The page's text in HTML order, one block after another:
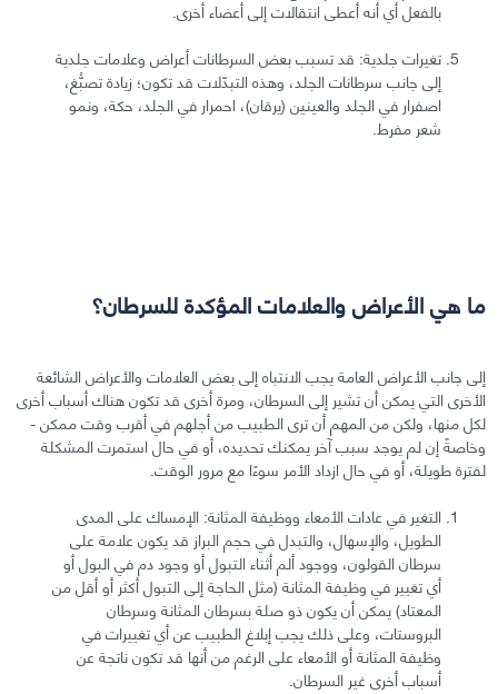
بالفعل أي أنه أعطى انتقالات إلى أعضاء أخرى.
تغيرات جلدية: قد تسبب بعض السرطانات أعراض وعلامات جلدية
إلى جانب سرطانات الجلد، وهذه التبدّلات قد تكون؛ زيادة تصبُّغ،
اصفرار في الجلد والعينين (يرقان)، احمرار في الجلد، حكة، ونمو
شعر مفرط.
ما هي الأعراض والعلامات المؤكدة للسرطان؟
إلى جانب الأعراض العامة يجب الانتباه إلى بعض العلامات والأعراض الشائعة
الأخرى التي يمكن أن تشير إلى السرطان، ومرة أخرى قد تكون هناك أسباب أخرى
لكل منها، ولكن من المهم أن ترى الطبيب من أجلهم في أقرب وقت ممكن -
وخاصةً إن لم يوجد سبب آخر يمكنك تحديده، أو في حال استمرت المشكلة
لفترة طويلة، أو في حال ازداد الأمر سوءًا مع مرور الوقت.
التغير في عادات الأمعاء ووظيفة المثانة: الإمساك على المدى
الطويل، والإسهال، والتبدل في حجم البراز قد يكون علامة على
سرطان القولون، ووجود ألم أثناء التبول أو وجود دم في البول أو
أي تغيير في وظيفة المثانة (مثل الحاجة إلى التبول أكثر أو أقل من
المعتاد) يمكن أن يكون ذو صلة بسرطان المثانة وسرطان
البروستات، وعلى ذلك يجب إبلاغ الطبيب عن أي تغييرات في
وظيفة المثانة أو الأمعاء على الرغم من أنها قد تكون ناتجة عن
أسباب أخرى غير السرطان.